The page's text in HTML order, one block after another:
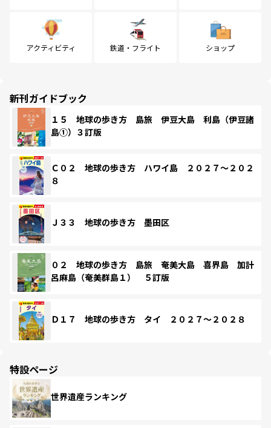
アクティビティ 鉄道・フライト ショップ
新刊ガイドブック
１５ 地球の歩き方 島旅 伊豆大島 利島（伊豆諸
島①）３訂版
Ｃ０２ 地球の歩き方 ハワイ島 ２０２７～２０２
８
Ｊ３３ 地球の歩き方 墨田区
０２ 地球の歩き方 島旅 奄美大島 喜界島 加計
呂麻島（奄美群島１） ５訂版
Ｄ１７ 地球の歩き方 タイ ２０２７～２０２８
特設ページ
世界遺産ランキング